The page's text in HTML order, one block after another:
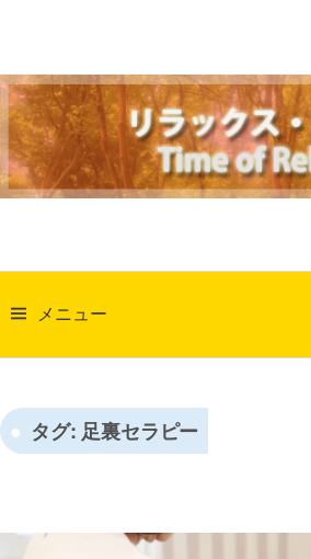
テ
ン
ツ
へ
ス
メニュー
タグ: 足裏セラピー